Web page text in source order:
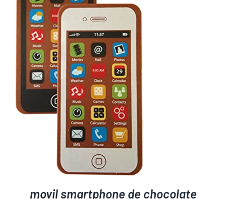
movil smartphone de chocolate